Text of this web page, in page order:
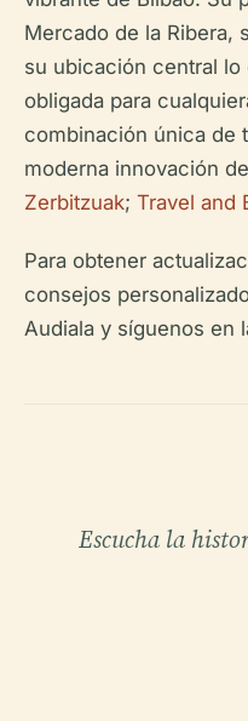
Mercado de la Ribera,
su ubicación central
obligada para
combinación única de
moderna innovación
Zerbitzuak; Travel and
Para obtener
consejos
Audiala y síguenos en
Escucha la